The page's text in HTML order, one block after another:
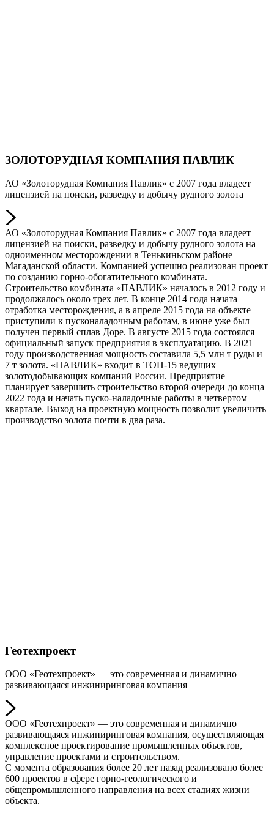
ЗОЛОТОРУДНАЯ КОМПАНИЯ ПАВЛИК
АО «Золоторудная Компания Павлик» с 2007 года владеет
лицензией на поиски, разведку и добычу рудного золота
АО «Золоторудная Компания Павлик» с 2007 года владеет
лицензией на поиски, разведку и добычу рудного золота на
одноименном месторождении в Тенькиньском районе
Магаданской области. Компанией успешно реализован проект
по созданию горно-обогатительного комбината.
Строительство комбината «ПАВЛИК» началось в 2012 году и
продолжалось около трех лет. В конце 2014 года начата
отработка месторождения, а в апреле 2015 года на объекте
приступили к пусконаладочным работам, в июне уже был
получен первый сплав Доре. В августе 2015 года состоялся
официальный запуск предприятия в эксплуатацию. В 2021
году производственная мощность составила 5,5 млн т руды и
7 т золота. «ПАВЛИК» входит в ТОП-15 ведущих
золотодобывающих компаний России. Предприятие
планирует завершить строительство второй очереди до конца
2022 года и начать пуско-наладочные работы в четвертом
квартале. Выход на проектную мощность позволит увеличить
производство золота почти в два раза.
Геотехпроект
ООО «Геотехпроект» — это современная и динамично
развивающаяся инжиниринговая компания
ООО «Геотехпроект» — это современная и динамично
развивающаяся инжиниринговая компания, осуществляющая
комплексное проектирование промышленных объектов,
управление проектами и строительством.
С момента образования более 20 лет назад реализовано более
600 проектов в сфере горно-геологического и
общепромышленного направления на всех стадиях жизни
объекта.